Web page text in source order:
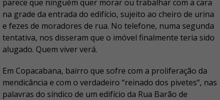
parece que ninguém quer morar ou trabalhar com a cara
na grade da entrada do edifício, sujeito ao cheiro de urina
e fezes de moradores de rua. No telefone, numa segunda
tentativa, nos disseram que o imóvel finalmente teria sido
alugado. Quem viver verá.
Em Copacabana, bairro que sofre com a proliferação da
mendicância e com o verdadeiro “reinado dos pivetes“, nas
palavras do síndico de um edifício da Rua Barão de